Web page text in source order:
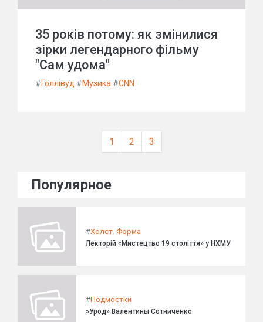
35 років потому: як змінилися
зірки легендарного фільму
"Сам удома"
#Голлівуд #Музика #CNN
1 2 3
Популярное
#Холст. Форма
Лекторій «Мистецтво 19 століття» у НХМУ
#Подмостки
»Урод» Валентины Сотниченко